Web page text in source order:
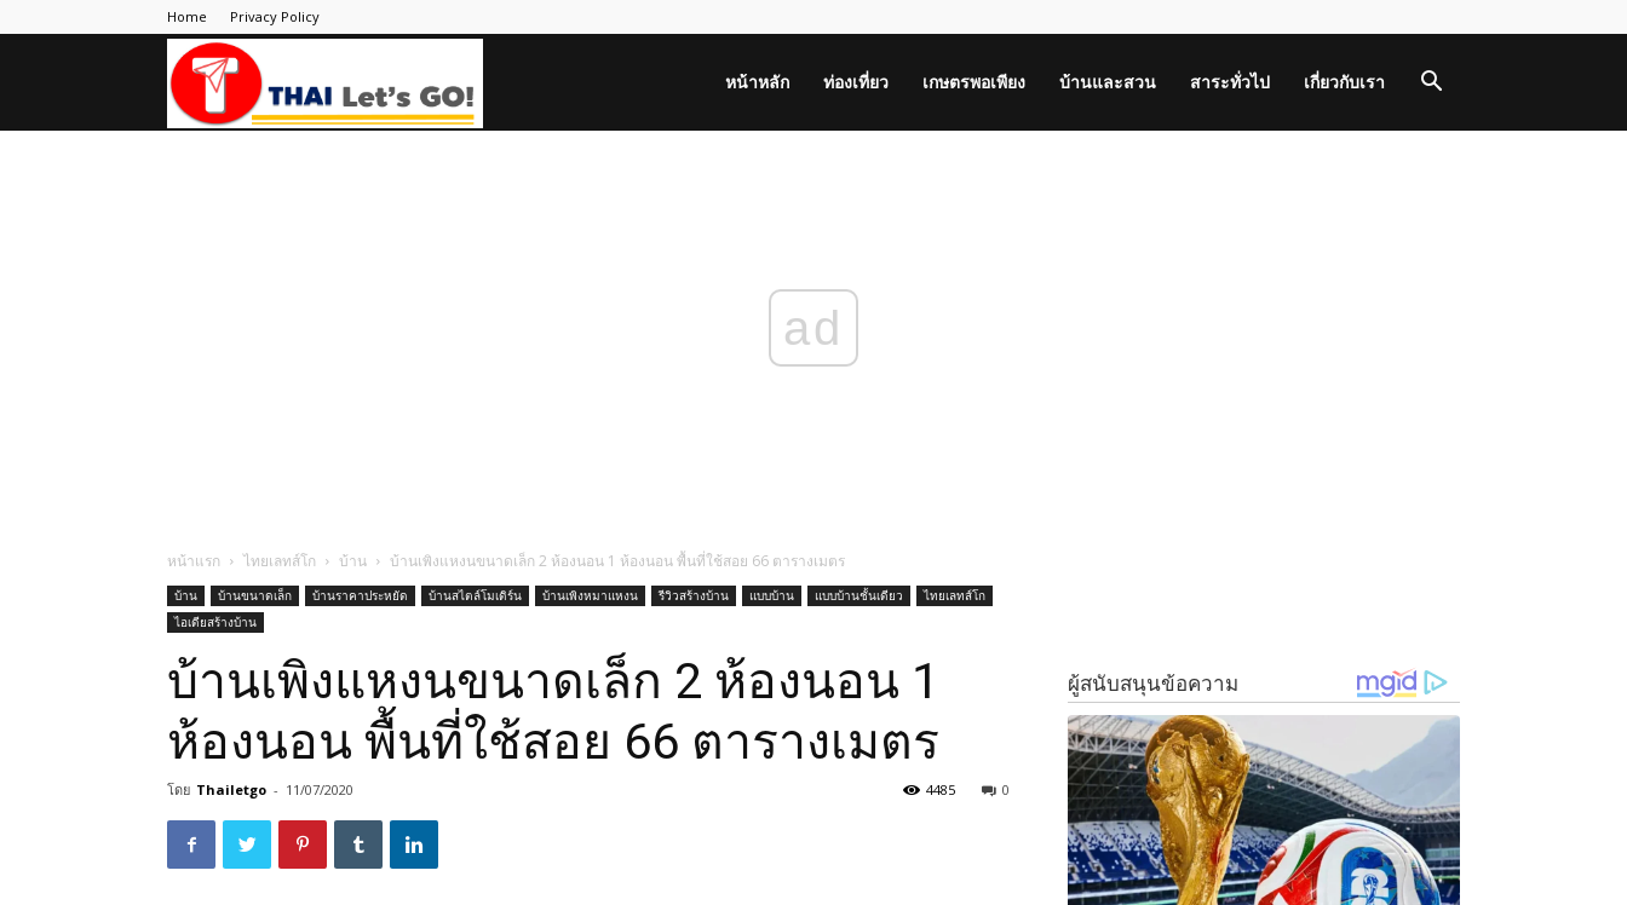
Home Privacy Policy
หน้าหลัก ท่องเที่ยว เกษตรพอเพียง บ้านและสวน สาระทั่วไป เกี่ยวกับเรา
ad
หน้าแรก ไทยเลทส์โก บ้าน บ้านเพิงแหงนขนาดเล็ก 2 ห้องนอน 1 ห้องนอน พื้นที่ใช้สอย 66 ตารางเมตร
บ้าน บ้านขนาดเล็ก บ้านราคาประหยัด บ้านสไตล์โมเดิร์น บ้านเพิงหมาแหงน รีวิวสร้างบ้าน แบบบ้าน แบบบ้านชั้นเดียว
ไทยเลทส์โก
ไอเดียสร้างบ้าน
บ้านเพิงแหงนขนาดเล็ก 2 ห้องนอน 1
ห้องนอน พื้นที่ใช้สอย 66 ตารางเมตร
โดย Thailetgo - 11/07/2020 0
4485